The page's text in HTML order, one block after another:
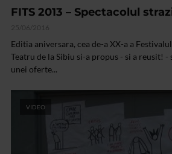
FITS 2013 – Spectacolul
25/06/2016
Editia aniversara, cea de-a XX-a a
Teatru de la Sibiu si-a propus - si a reusit!
unei oferte...
VIDEO